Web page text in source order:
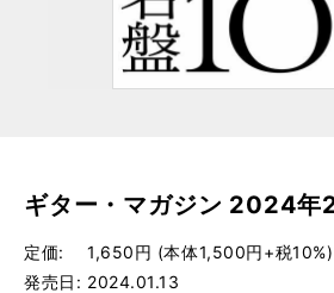
ギター・マガジン 2024年
定価
1,650円 (本体1,500円+税10%)
発売日
2024.01.13